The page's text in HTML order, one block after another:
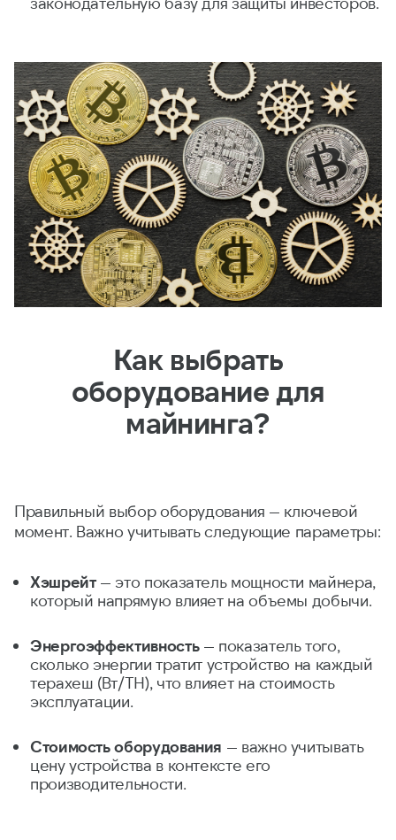
Как выбрать
оборудование для
майнинга?
Правильный выбор оборудования — ключевой
момент. Важно учитывать следующие параметры:
Хэшрейт— это показатель мощности майнера,
который напрямую влияет на объемы добычи.
Энергоэффективность— показатель того,
сколько энергии тратит устройство на каждый
терахеш (Вт/TH), что влияет на стоимость
эксплуатации.
Стоимость оборудования — важно учитывать
цену устройства в контексте его
производительности.